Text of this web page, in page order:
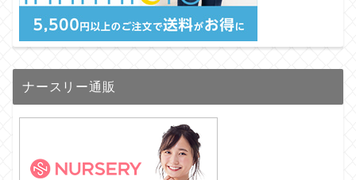
ナースリー通販